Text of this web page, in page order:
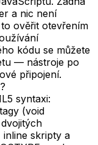
a nic není
ověřit otevřením
kódu se můžete
— nástroje po
připojení.
syntaxi:
(void
skripty a